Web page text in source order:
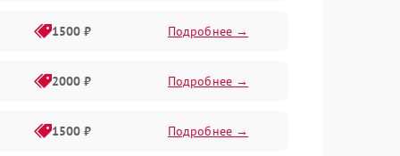
1500 ₽ Подробнее →
2000 ₽ Подробнее →
1500 ₽ Подробнее →